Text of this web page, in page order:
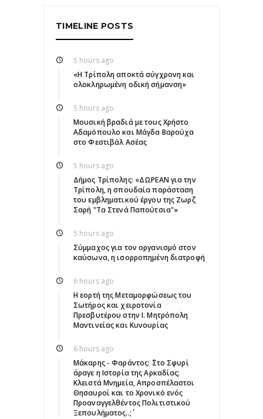
TIMELINE POSTS
5 hours ago
«Η Τρίπολη αποκτά σύγχρονη και
ολοκληρωμένη οδική σήμανση»
5 hours ago
Μουσική βραδιά με τους Χρήστο
Αδαμόπουλο και Μάγδα Βαρούχα
στο Φεστιβάλ Ασέας
5 hours ago
Δήμος Τρίπολης: «ΔΩΡΕΑΝ για την
Τρίπολη, η σπουδαία παράσταση
του εμβληματικού έργου της Ζωρζ
Σαρή "Τα Στενά Παπούτσια"»
5 hours ago
Σύμμαχος για τον οργανισμό στον
καύσωνα, η ισορροπημένη διατροφή
6 hours ago
Η εορτή της Μεταμορφώσεως του
Σωτήρος και χειροτονία
Πρεσβυτέρου στην Ι. Μητρόπολη
Μαντινείας και Κυνουρίας
6 hours ago
Μάκαρης - Φαράντος: ΄΄Στο Σφυρί
άραγε η Ιστορία της Αρκαδίας;
Κλειστά Μνημεία, Απροσπέλαστοι
Θησαυροί και το Χρονικό ενός
Προαναγγελθέντος Πολιτιστικού
Ξεπουλήματος..;΄΄